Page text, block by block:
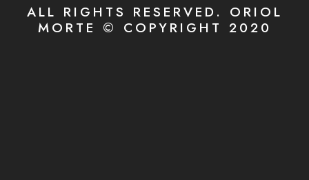
ALL RIGHTS RESERVED. ORIOL
MORTE © COPYRIGHT 2020